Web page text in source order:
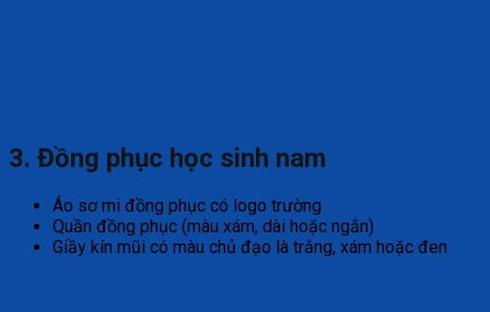
3. Đồng phục học sinh nam
Áo sơ mi đồng phục có logo trường
Quần đồng phục (màu xám, dài hoặc ngắn)
Giầy kín mũi có màu chủ đạo là trắng, xám hoặc đen